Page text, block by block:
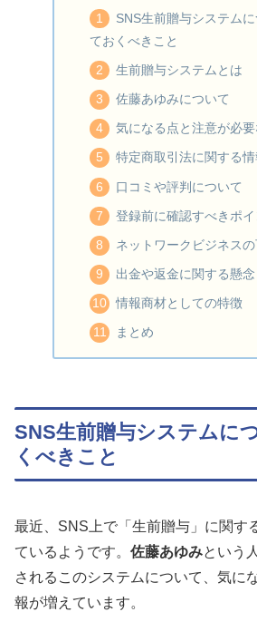
SNS生前贈与システム
ておくべきこと
生前贈与システムとは
佐藤あゆみについて
気になる点と注意が必
特定商取引法に関する情
口コミや評判について
登録前に確認すべきポイ
ネットワークビジネス
出金や返金に関する懸念
情報商材としての特徴
まとめ
SNS生前贈与システムに
くべきこと
最近、SNS上で「生前贈与」に関す
ているようです。 佐藤あゆみという
されるこのシステムについて、気に
報が増えています。